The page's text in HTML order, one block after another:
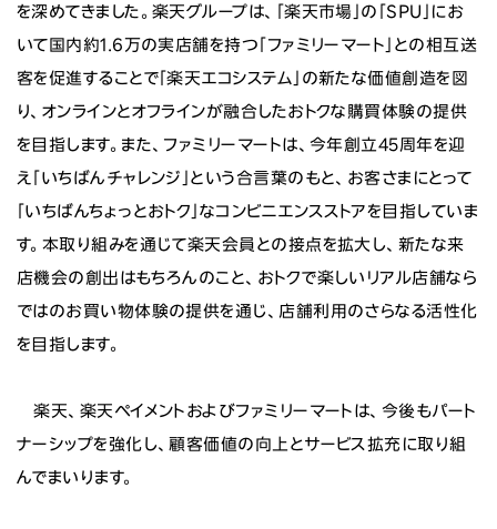
を深めてきました。楽天グループは、「楽天市場」の「SPU」にお
いて国内約1.6万の実店舗を持つ「ファミリーマート」との相互送
客を促進することで「楽天エコシステム」の新たな価値創造を図
り、オンラインとオフラインが融合したおトクな購買体験の提供
を目指します。また、ファミリーマートは、今年創立45周年を迎
え「いちばんチャレンジ」という合言葉のもと、お客さまにとって
「いちばんちょっとおトク」なコンビニエンスストアを目指していま
す。本取り組みを通じて楽天会員との接点を拡大し、新たな来
店機会の創出はもちろんのこと、おトクで楽しいリアル店舗なら
ではのお買い物体験の提供を通じ、店舗利用のさらなる活性化
を目指します。
楽天、楽天ペイメントおよびファミリーマートは、今後もパート
ナーシップを強化し、顧客価値の向上とサービス拡充に取り組
んでまいります。